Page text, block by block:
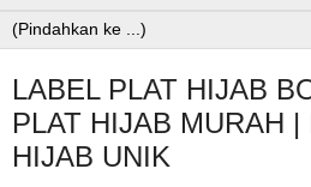
LABEL PLAT HIJAB
PLAT HIJAB MURAH |
HIJAB UNIK